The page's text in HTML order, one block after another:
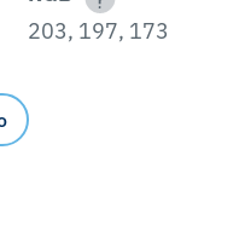
203, 197, 173